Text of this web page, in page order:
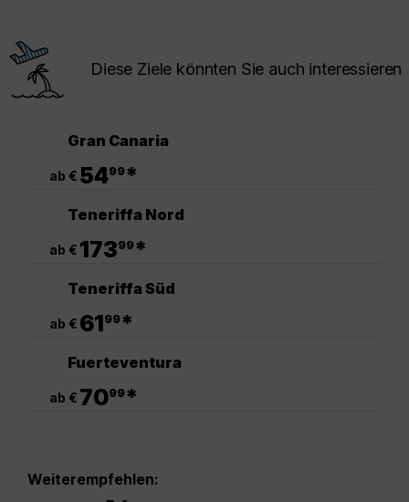
Diese Ziele könnten Sie auch interessieren
Gran Canaria
ab € 5499*
Teneriffa Nord
ab € 17399*
Teneriffa Süd
ab € 6199*
Fuerteventura
ab € 7099*
Weiterempfehlen: